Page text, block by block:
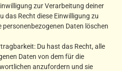
zur Verarbeitung deiner
das Recht diese Einwilligung zu
Daten löschen
Du hast das Recht, alle
Daten von dem für die
anzufordern und sie